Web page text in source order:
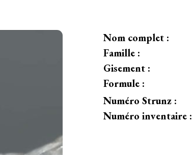
Nom complet :
Famille :
Gisement :
Formule :
Numéro Strunz :
Numéro inventaire :